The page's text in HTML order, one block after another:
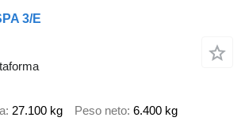
3/E
27.100 kg Peso neto 6.400 kg